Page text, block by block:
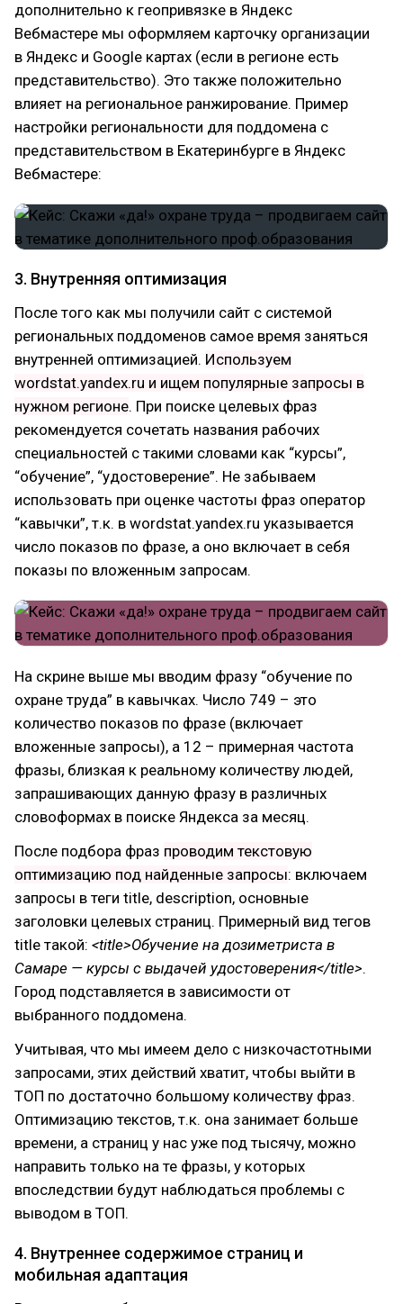
дополнительно к геопривязке в Яндекс
Вебмастере мы оформляем карточку организации
в Яндекс и Google картах (если в регионе есть
представительство). Это также положительно
влияет на региональное ранжирование. Пример
настройки региональности для поддомена с
представительством в Екатеринбурге в Яндекс
Вебмастере:
3. Внутренняя оптимизация
После того как мы получили сайт с системой
региональных поддоменов самое время заняться
внутренней оптимизацией. Используем
wordstat.yandex.ru и ищем популярные запросы в
нужном регионе. При поиске целевых фраз
рекомендуется сочетать названия рабочих
специальностей с такими словами как “курсы”,
“обучение”, “удостоверение”. Не забываем
использовать при оценке частоты фраз оператор
“кавычки”, т.к. в wordstat.yandex.ru указывается
число показов по фразе, а оно включает в себя
показы по вложенным запросам.
На скрине выше мы вводим фразу “обучение по
охране труда” в кавычках. Число 749 – это
количество показов по фразе (включает
вложенные запросы), а 12 – примерная частота
фразы, близкая к реальному количеству людей,
запрашивающих данную фразу в различных
словоформах в поиске Яндекса за месяц.
После подбора фраз проводим текстовую
оптимизацию под найденные запросы: включаем
запросы в теги title, description, основные
заголовки целевых страниц. Примерный вид тегов
title такой: <title>Обучение на дозиметриста в
Самаре — курсы с выдачей удостоверения</title>.
Город подставляется в зависимости от
выбранного поддомена.
Учитывая, что мы имеем дело с низкочастотными
запросами, этих действий хватит, чтобы выйти в
ТОП по достаточно большому количеству фраз.
Оптимизацию текстов, т.к. она занимает больше
времени, а страниц у нас уже под тысячу, можно
направить только на те фразы, у которых
впоследствии будут наблюдаться проблемы с
выводом в ТОП.
4. Внутреннее содержимое страниц и
мобильная адаптация